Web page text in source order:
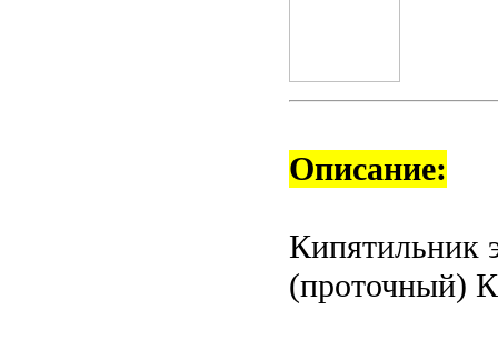
Описание:
Кипятильник
(проточный)